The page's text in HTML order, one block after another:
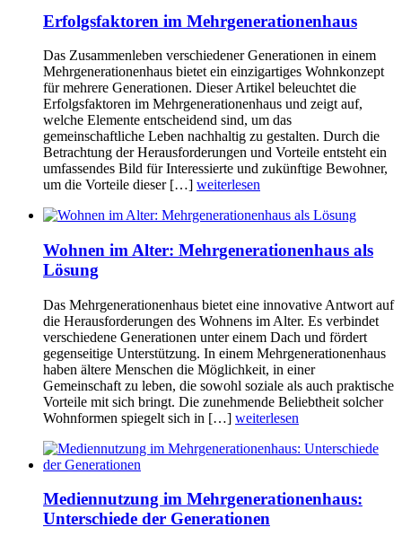
Erfolgsfaktoren im Mehrgenerationenhaus
Das Zusammenleben verschiedener Generationen in einem
Mehrgenerationenhaus bietet ein einzigartiges Wohnkonzept
für mehrere Generationen. Dieser Artikel beleuchtet die
Erfolgsfaktoren im Mehrgenerationenhaus und zeigt auf,
welche Elemente entscheidend sind, um das
gemeinschaftliche Leben nachhaltig zu gestalten. Durch die
Betrachtung der Herausforderungen und Vorteile entsteht ein
umfassendes Bild für Interessierte und zukünftige Bewohner,
um die Vorteile dieser […] weiterlesen
Wohnen im Alter: Mehrgenerationenhaus als
Lösung
Das Mehrgenerationenhaus bietet eine innovative Antwort auf
die Herausforderungen des Wohnens im Alter. Es verbindet
verschiedene Generationen unter einem Dach und fördert
gegenseitige Unterstützung. In einem Mehrgenerationenhaus
haben ältere Menschen die Möglichkeit, in einer
Gemeinschaft zu leben, die sowohl soziale als auch praktische
Vorteile mit sich bringt. Die zunehmende Beliebtheit solcher
Wohnformen spiegelt sich in […] weiterlesen
Mediennutzung im Mehrgenerationenhaus:
Unterschiede der Generationen